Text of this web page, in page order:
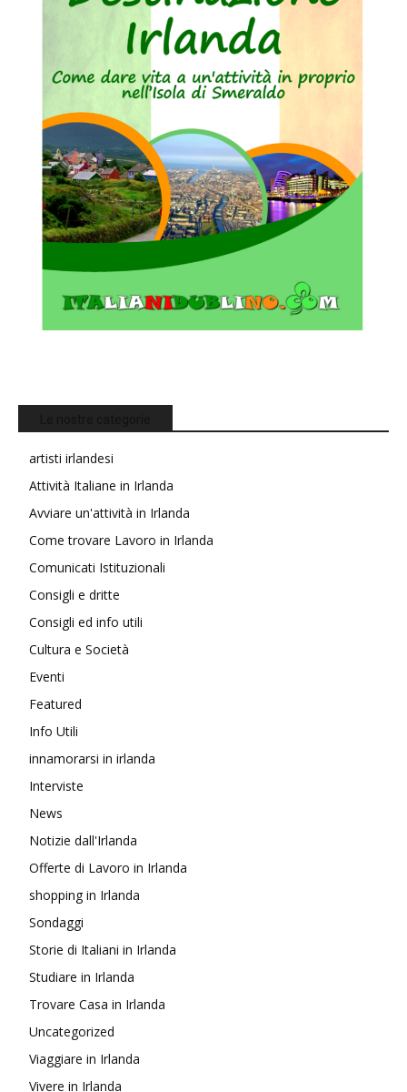
artisti irlandesi
Attività Italiane in Irlanda
Avviare un'attività in Irlanda
Come trovare Lavoro in Irlanda
Comunicati Istituzionali
Consigli e dritte
Consigli ed info utili
Cultura e Società
Eventi
Featured
Info Utili
innamorarsi in irlanda
Interviste
News
Notizie dall'Irlanda
Offerte di Lavoro in Irlanda
shopping in Irlanda
Sondaggi
Storie di Italiani in Irlanda
Studiare in Irlanda
Trovare Casa in Irlanda
Uncategorized
Viaggiare in Irlanda
Vivere in Irlanda